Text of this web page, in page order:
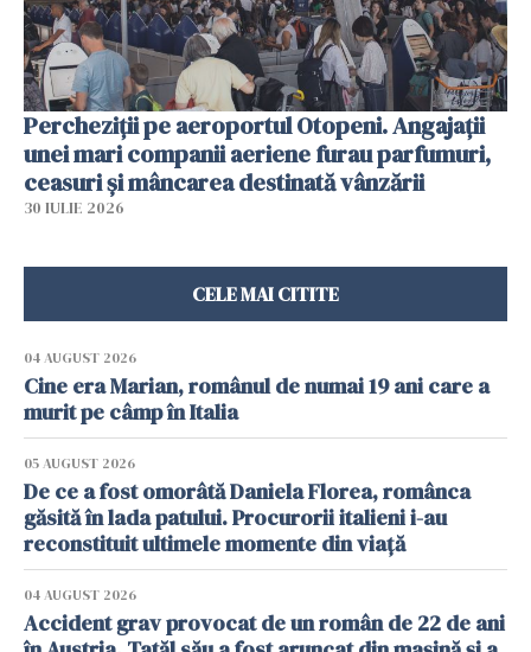
Percheziții pe aeroportul Otopeni. Angajații
unei mari companii aeriene furau parfumuri,
ceasuri și mâncarea destinată vânzării
30 IULIE 2026
CELE MAI CITITE
04 AUGUST 2026
Cine era Marian, românul de numai 19 ani care a
murit pe câmp în Italia
05 AUGUST 2026
De ce a fost omorâtă Daniela Florea, românca
găsită în lada patului. Procurorii italieni i-au
reconstituit ultimele momente din viață
04 AUGUST 2026
Accident grav provocat de un român de 22 de ani